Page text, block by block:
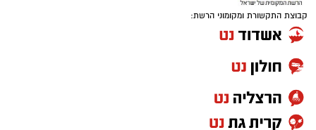
קבוצת התקשורת ומקומוני הרשת: